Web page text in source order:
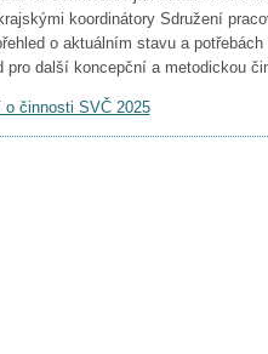
koordinátory Sdružení
o aktuálním stavu a
pro další koncepční a metodickou
o činnosti SVČ 2025